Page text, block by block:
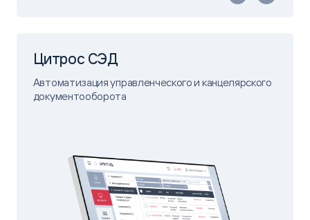
Цитрос СЭД
Автоматизация управленческого и канцелярского
документооборота